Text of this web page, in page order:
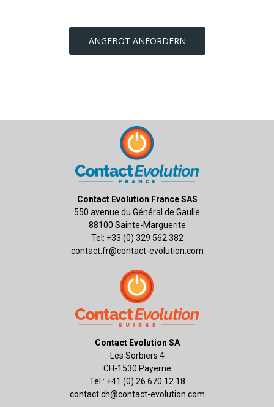
ANGEBOT ANFORDERN
Contact Evolution France SAS
550 avenue du Général de Gaulle
88100 Sainte-Marguerite
Tel: +33 (0) 329 562 382
contact.fr@contact-evolution.com
Contact Evolution SA
Les Sorbiers 4
CH-1530 Payerne
Tel.: +41 (0) 26 670 12 18
contact.ch@contact-evolution.com